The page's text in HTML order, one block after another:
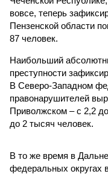
вовсе, теперь
Пензенской области
87 человек.
Наибольший
преступности
В Северо-Западном
правонарушителей
Приволжском – с 2,2
до 2 тысяч человек.
В то же время в
федеральных округах